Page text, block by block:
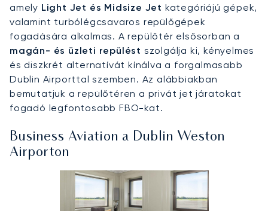
amely Light Jet és Midsize Jet kategóriájú gépek,
valamint turbólégcsavaros repülőgépek
fogadására alkalmas. A repülőtér elsősorban a
magán- és üzleti repülést szolgálja ki, kényelmes
és diszkrét alternatívát kínálva a forgalmasabb
Dublin Airporttal szemben. Az alábbiakban
bemutatjuk a repülőtéren a privát jet járatokat
fogadó legfontosabb FBO-kat.
Business Aviation a Dublin Weston
Airporton